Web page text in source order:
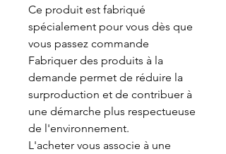
Ce produit est fabriqué
spécialement pour vous dès que
vous passez commande
Fabriquer des produits à la
demande permet de réduire la
surproduction et de contribuer à
une démarche plus respectueuse
de l'environnement.
L'acheter vous associe à une